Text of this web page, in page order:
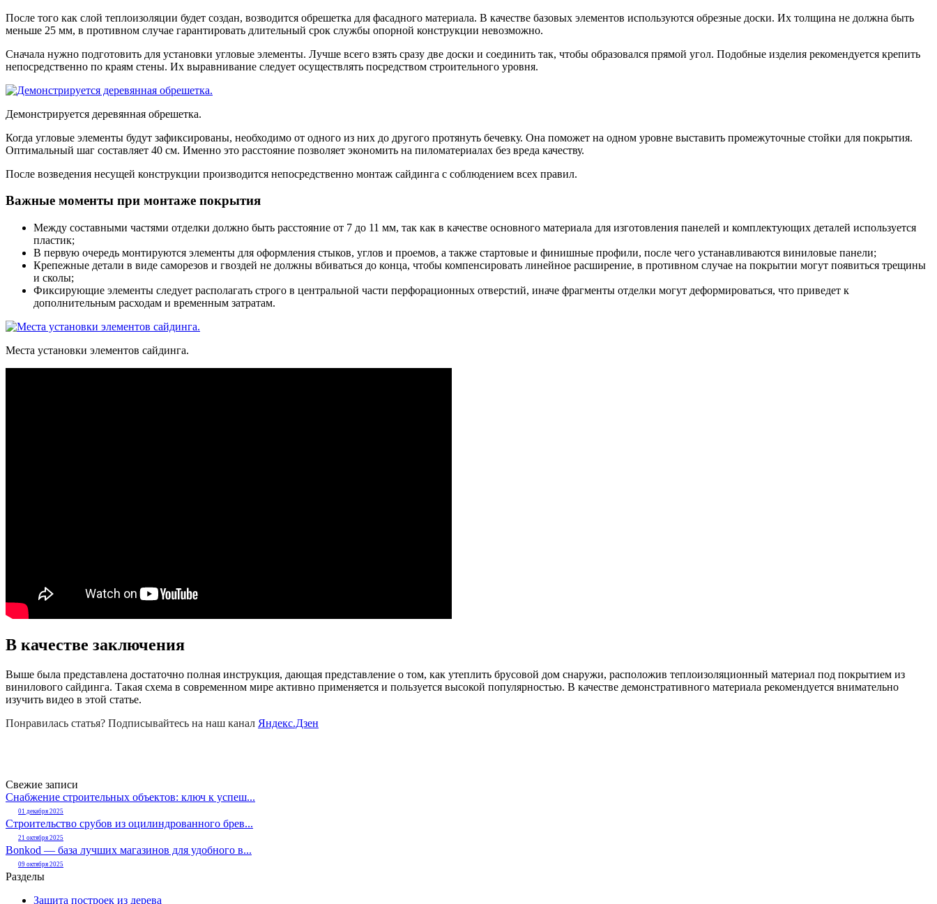
После того как слой теплоизоляции будет создан, возводится обрешетка для фасадного материала. В качестве базовых элементов используются обрезные доски. Их толщина не должна быть
меньше 25 мм, в противном случае гарантировать длительный срок службы опорной конструкции невозможно.
Сначала нужно подготовить для установки угловые элементы. Лучше всего взять сразу две доски и соединить так, чтобы образовался прямой угол. Подобные изделия рекомендуется крепить
непосредственно по краям стены. Их выравнивание следует осуществлять посредством строительного уровня.
Демонстрируется деревянная обрешетка.
Когда угловые элементы будут зафиксированы, необходимо от одного из них до другого протянуть бечевку. Она поможет на одном уровне выставить промежуточные стойки для покрытия.
Оптимальный шаг составляет 40 см. Именно это расстояние позволяет экономить на пиломатериалах без вреда качеству.
После возведения несущей конструкции производится непосредственно монтаж сайдинга с соблюдением всех правил.
Важные моменты при монтаже покрытия
Между составными частями отделки должно быть расстояние от 7 до 11 мм, так как в качестве основного материала для изготовления панелей и комплектующих деталей используется
пластик;
В первую очередь монтируются элементы для оформления стыков, углов и проемов, а также стартовые и финишные профили, после чего устанавливаются виниловые панели;
Крепежные детали в виде саморезов и гвоздей не должны вбиваться до конца, чтобы компенсировать линейное расширение, в противном случае на покрытии могут появиться трещины
и сколы;
Фиксирующие элементы следует располагать строго в центральной части перфорационных отверстий, иначе фрагменты отделки могут деформироваться, что приведет к
дополнительным расходам и временным затратам.
Места установки элементов сайдинга.
В качестве заключения
Выше была представлена достаточно полная инструкция, дающая представление о том, как утеплить брусовой дом снаружи, расположив теплоизоляционный материал под покрытием из
винилового сайдинга. Такая схема в современном мире активно применяется и пользуется высокой популярностью. В качестве демонстративного материала рекомендуется внимательно
изучить видео в этой статье.
Понравилась статья? Подписывайтесь на наш канал Яндекс.Дзен
Свежие записи
Снабжение строительных объектов: ключ к успеш...
01 декабря 2025
Строительство срубов из оцилиндрованного брев...
21 октября 2025
Bonkod — база лучших магазинов для удобного в...
09 октября 2025
Разделы
Защита построек из дерева